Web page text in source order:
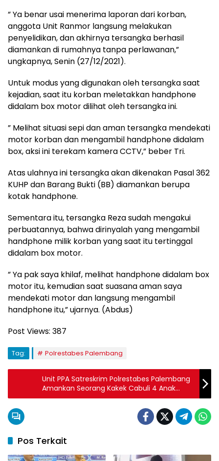
” Ya benar usai menerima laporan dari korban,
anggota Unit Ranmor langsung melakukan
penyelidikan, dan akhirnya tersangka berhasil
diamankan di rumahnya tanpa perlawanan,”
ungkapnya, Senin (27/12/2021).
Untuk modus yang digunakan oleh tersangka saat
kejadian, saat itu korban meletakkan handphone
didalam box motor dilihat oleh tersangka ini.
” Melihat situasi sepi dan aman tersangka mendekati
motor korban dan mengambil handphone didalam
box, aksi ini terekam kamera CCTV,” beber Tri.
Atas ulahnya ini tersangka akan dikenakan Pasal 362
KUHP dan Barang Bukti (BB) diamankan berupa
kotak handphone.
Sementara itu, tersangka Reza sudah mengakui
perbuatannya, bahwa dirinyalah yang mengambil
handphone milik korban yang saat itu tertinggal
didalam box motor.
” Ya pak saya khilaf, melihat handphone didalam box
motor itu, kemudian saat suasana aman saya
mendekati motor dan langsung mengambil
handphone itu,” ujarnya. (Abdus)
Post Views: 387
Tag: Polrestabes Palembang
Unit PPA Satreskrim Polrestabes Palembang
Amankan Seorang Kakek Cabuli 4 Anak
Dibawah Umur
Pos Terkait